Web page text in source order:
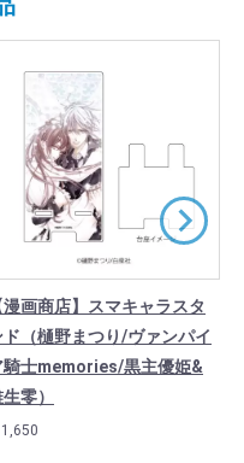
漫画商店】スマキャラスタ
ド（樋野まつり/ヴァンパイ
騎士memories/黒主優姫&
零）
1,650